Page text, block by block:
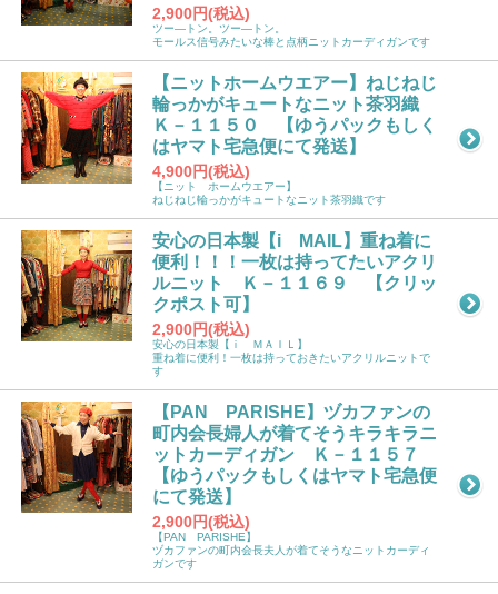
2,900円(税込)
ツー―トン。ツー―トン。
モールス信号みたいな棒と点柄ニットカーディガンです
【ニットホームウエアー】ねじねじ
輪っかがキュートなニット茶羽織
Ｋ－１１５０ 【ゆうパックもしく
はヤマト宅急便にて発送】
4,900円(税込)
【ニット ホームウエアー】
ねじねじ輪っかがキュートなニット茶羽織です
安心の日本製【i MAIL】重ね着に
便利！！！一枚は持ってたいアクリ
ルニット Ｋ－１１６９ 【クリッ
クポスト可】
2,900円(税込)
安心の日本製【ｉ ＭＡＩＬ】
重ね着に便利！一枚は持っておきたいアクリルニットで
す
【PAN PARISHE】ヅカファンの
町内会長婦人が着てそうキラキラニ
ットカーディガン Ｋ－１１５７
【ゆうパックもしくはヤマト宅急便
にて発送】
2,900円(税込)
【PAN PARISHE】
ヅカファンの町内会長夫人が着てそうなニットカーディ
ガンです